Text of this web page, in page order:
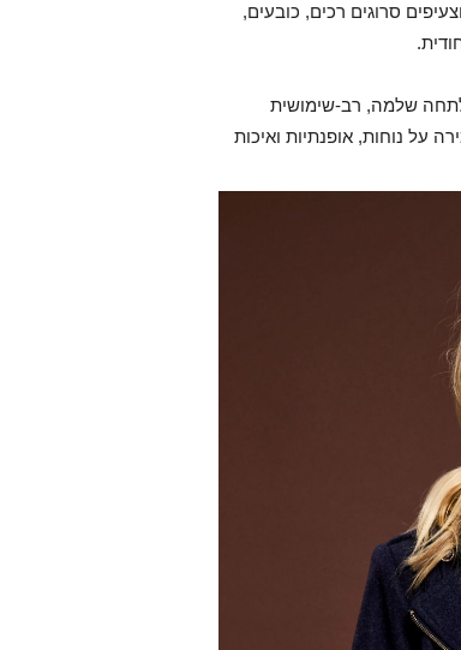
וצעיפים סרוגים רכים, כובעים,
שלמה, רב-שימושית
על נוחות, אופנתיות ואיכות